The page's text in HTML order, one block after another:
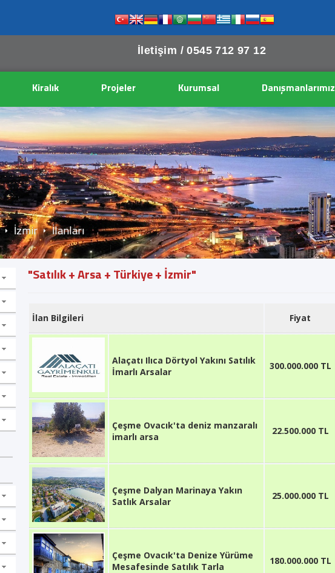
İletişim /0545 712 97 12
Kiralık Projeler Kurumsal Danışmanlarımız
İzmir İlanları
"Satılık + Arsa + Türkiye + İzmir"
İlan Bilgileri Fiyat
Alaçatı Ilıca Dörtyol Yakını Satılık
İmarlı Arsalar
300.000.000 TL
Çeşme Ovacık'ta deniz manzaralı
imarlı arsa
22.500.000 TL
Çeşme Dalyan Marinaya Yakın
Satlık Arsalar
25.000.000 TL
Çeşme Ovacık'ta Denize Yürüme
Mesafesinde Satılık Tarla
180.000.000 TL